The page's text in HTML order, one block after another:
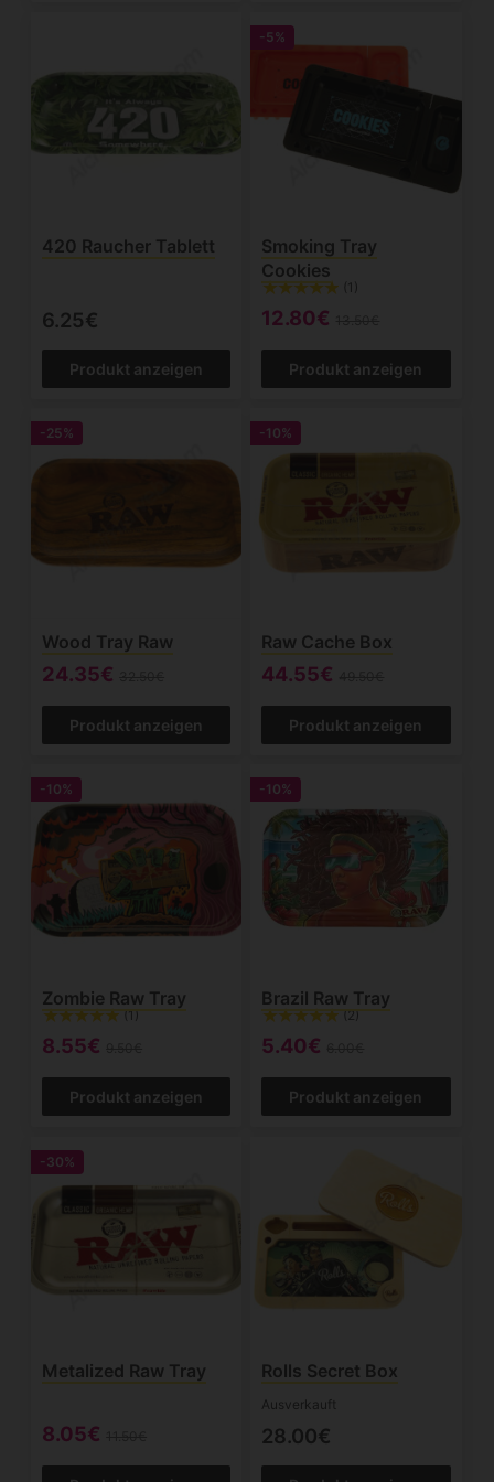
420 Raucher Tablett
6.25€
Produkt anzeigen
-5%
Smoking Tray
Cookies
(1)
12.80€
Produkt anzeigen
-25%
Wood Tray Raw
24.35€
Produkt anzeigen
-10%
Raw Cache Box
44.55€
Produkt anzeigen
-10%
Zombie Raw Tray
(1)
8.55€
Produkt anzeigen
-10%
Brazil Raw Tray
(2)
5.40€
Produkt anzeigen
-30%
Metalized Raw Tray
8.05€
Rolls Secret Box
Ausverkauft
28.00€